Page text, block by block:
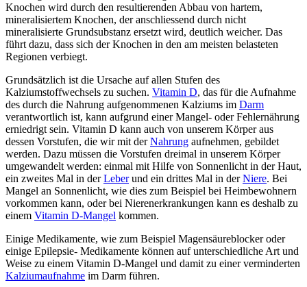
Knochen wird durch den resultierenden Abbau von hartem,
mineralisiertem Knochen, der anschliessend durch nicht
mineralisierte Grundsubstanz ersetzt wird, deutlich weicher. Das
führt dazu, dass sich der Knochen in den am meisten belasteten
Regionen verbiegt.
Grundsätzlich ist die Ursache auf allen Stufen des
Kalziumstoffwechsels zu suchen. Vitamin D, das für die Aufnahme
des durch die Nahrung aufgenommenen Kalziums im Darm
verantwortlich ist, kann aufgrund einer Mangel- oder Fehlernährung
erniedrigt sein. Vitamin D kann auch von unserem Körper aus
dessen Vorstufen, die wir mit derNahrung aufnehmen, gebildet
werden. Dazu müssen die Vorstufen dreimal in unserem Körper
umgewandelt werden: einmal mit Hilfe von Sonnenlicht in der Haut,
ein zweites Mal in derLeberund ein drittes Mal in derNiere. Bei
Mangel an Sonnenlicht, wie dies zum Beispiel bei Heimbewohnern
vorkommen kann, oder bei Nierenerkrankungen kann es deshalb zu
einem Vitamin D-Mangel kommen.
Einige Medikamente, wie zum Beispiel Magensäureblocker oder
einige Epilepsie- Medikamente können auf unterschiedliche Art und
Weise zu einem Vitamin D-Mangel und damit zu einer verminderten
Kalziumaufnahme im Darm führen.